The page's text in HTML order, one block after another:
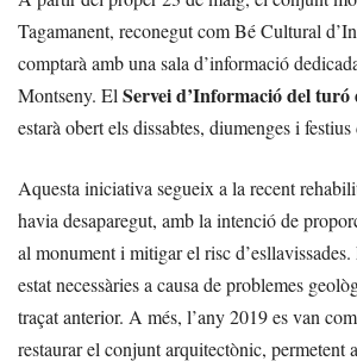
Tagamanent, reconegut com Bé Cultural
comptarà amb una sala d’informació
Montseny. El Servei d’Informació del turó
estarà obert els dissabtes, diumenges i
Aquesta iniciativa segueix a la recent
havia desaparegut, amb la intenció de
al monument i mitigar el risc
estat necessàries a causa de problemes
traçat anterior. A més, l’any 2019 es van
restaurar el conjunt arquitectònic, permetent